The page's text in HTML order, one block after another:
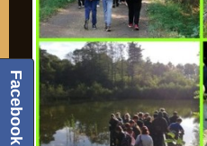
Facebook